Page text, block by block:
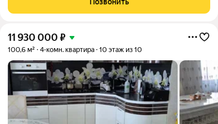
реку. Поблизости
11 930 000 ₽
100,6 м² 4-комн. квартира 10 этаж из 10